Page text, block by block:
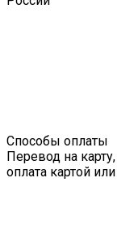
Способы оплаты
Перевод на
оплата картой